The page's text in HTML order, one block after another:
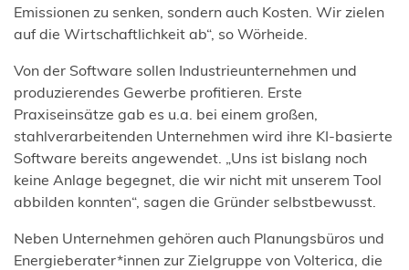
Emissionen zu senken, sondern auch Kosten. Wir zielen
auf die Wirtschaftlichkeit ab“, so Wörheide.
Von der Software sollen Industrieunternehmen und
produzierendes Gewerbe profitieren. Erste
Praxiseinsätze gab es u.a. bei einem großen,
stahlverarbeitenden Unternehmen wird ihre KI-basierte
Software bereits angewendet. „Uns ist bislang noch
keine Anlage begegnet, die wir nicht mit unserem Tool
abbilden konnten“, sagen die Gründer selbstbewusst.
Neben Unternehmen gehören auch Planungsbüros und
Energieberater*innen zur Zielgruppe von Volterica, die